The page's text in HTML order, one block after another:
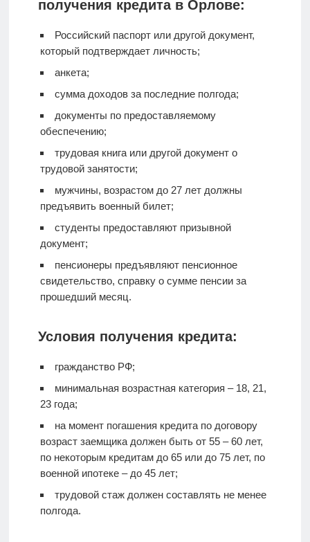
получения кредита в Орлове:
Российский паспорт или другой документ,
который подтверждает личность;
анкета;
сумма доходов за последние полгода;
документы по предоставляемому
обеспечению;
трудовая книга или другой документ о
трудовой занятости;
мужчины, возрастом до 27 лет должны
предъявить военный билет;
студенты предоставляют призывной
документ;
пенсионеры предъявляют пенсионное
свидетельство, справку о сумме пенсии за
прошедший месяц.
Условия получения кредита:
гражданство РФ;
минимальная возрастная категория – 18, 21,
23 года;
на момент погашения кредита по договору
возраст заемщика должен быть от 55 – 60 лет,
по некоторым кредитам до 65 или до 75 лет, по
военной ипотеке – до 45 лет;
трудовой стаж должен составлять не менее
полгода.